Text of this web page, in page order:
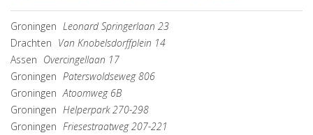
Groningen Leonard Springerlaan 23
Drachten Van Knobelsdorffplein 14
Assen Overcingellaan 17
Groningen Paterswoldseweg 806
Groningen Atoomweg 6B
Groningen Helperpark 270-298
Groningen Friesestraatweg 207-221